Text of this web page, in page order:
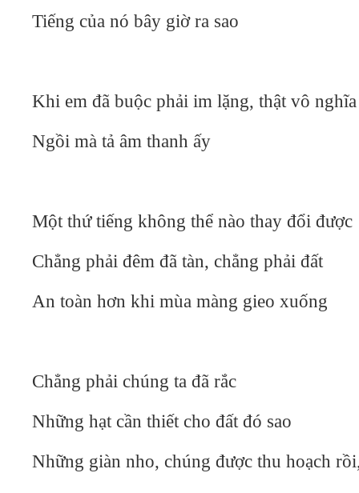
Tiếng của nó bây giờ ra sao
Khi em đã buộc phải im lặng, thật vô nghĩa
Ngồi mà tả âm thanh ấy
Một thứ tiếng không thể nào thay đổi được
Chẳng phải đêm đã tàn, chẳng phải đất
An toàn hơn khi mùa màng gieo xuống
Chẳng phải chúng ta đã rắc
Những hạt cần thiết cho đất đó sao
Những giàn nho, chúng được thu hoạch